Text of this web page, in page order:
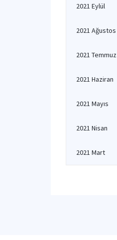
2021 Eylül
2021 Ağustos
2021 Temmuz
2021 Haziran
2021 Mayıs
2021 Nisan
2021 Mart